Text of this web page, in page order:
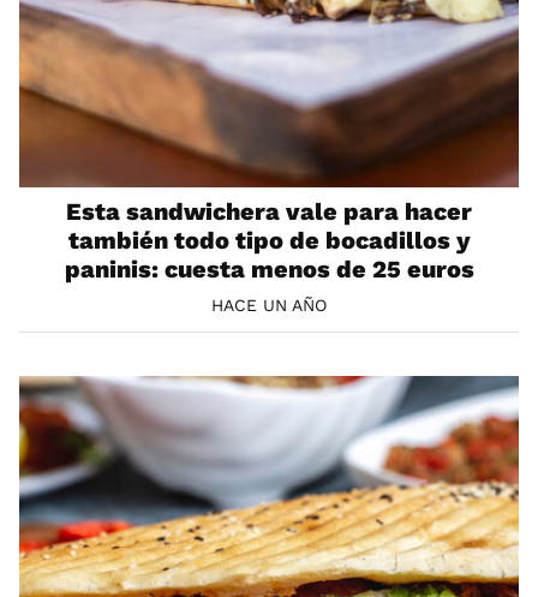
Esta sandwichera vale para hacer
también todo tipo de bocadillos y
paninis: cuesta menos de 25 euros
HACE UN AÑO